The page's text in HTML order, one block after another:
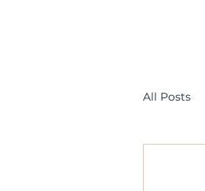
All Posts